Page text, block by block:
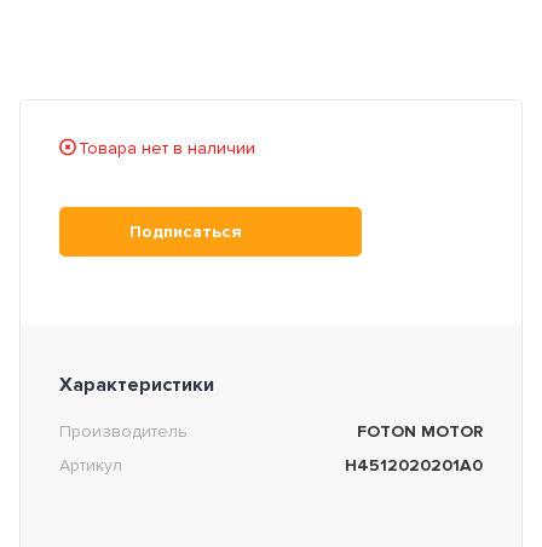
Товара нет в наличии
Подписаться
Характеристики
Производитель
FOTON MOTOR
Артикул
H4512020201A0